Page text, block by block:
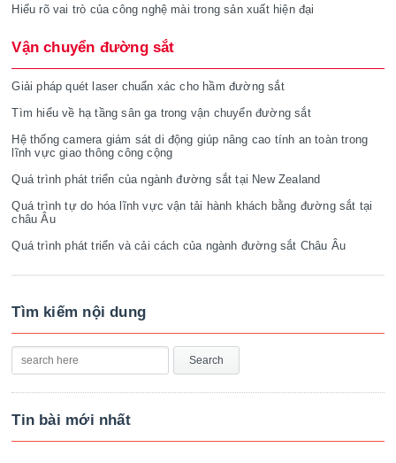
Hiểu rõ vai trò của công nghệ mài trong sản xuất hiện đại
Vận chuyển đường sắt
Giải pháp quét laser chuẩn xác cho hầm đường sắt
Tìm hiểu về hạ tầng sân ga trong vận chuyển đường sắt
Hệ thống camera giám sát di động giúp nâng cao tính an toàn trong
lĩnh vực giao thông công cộng
Quá trình phát triển của ngành đường sắt tại New Zealand
Quá trình tự do hóa lĩnh vực vận tải hành khách bằng đường sắt tại
châu Âu
Quá trình phát triển và cải cách của ngành đường sắt Châu Âu
Tìm kiếm nội dung
Tin bài mới nhất